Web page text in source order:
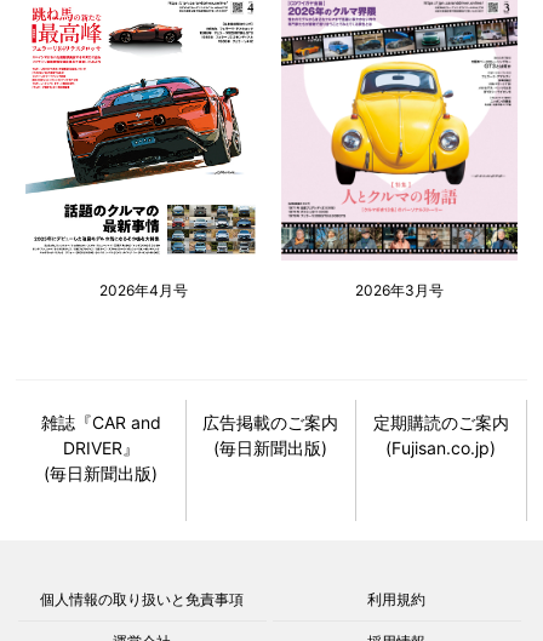
2026年4月号 2026年3月号
雑誌『CAR and
DRIVER』
(毎日新聞出版)
広告掲載のご案内
(毎日新聞出版)
定期購読のご案内
(Fujisan.co.jp)
個人情報の取り扱いと免責事項 利用規約